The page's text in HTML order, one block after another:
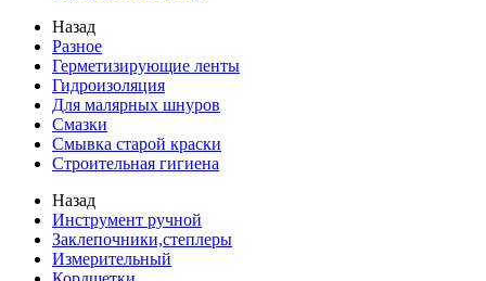
Назад
Разное
Герметизирующие ленты
Гидроизоляция
Для малярных шнуров
Смазки
Смывка старой краски
Строительная гигиена
Назад
Инструмент ручной
Заклепочники,степлеры
Измерительный